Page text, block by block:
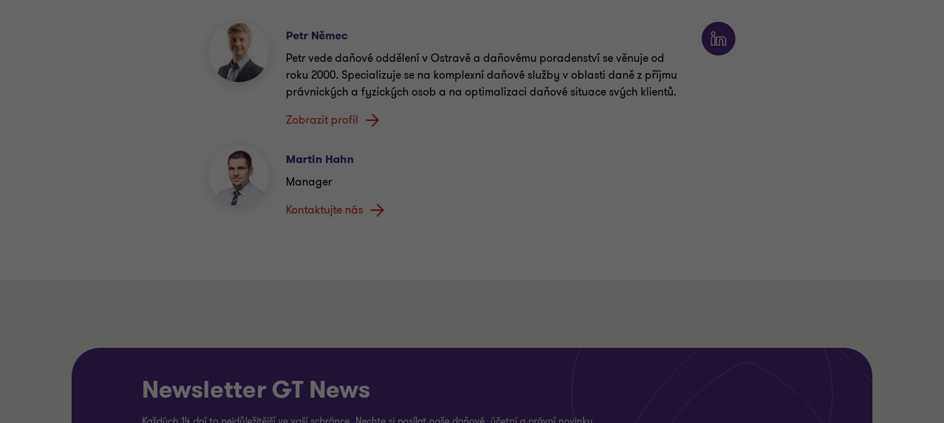
Petr Němec
Petr vede daňové oddělení v Ostravě a daňovému poradenství se věnuje od
roku 2000. Specializuje se na komplexní daňové služby v oblasti daně z příjmu
právnických a fyzických osob a na optimalizaci daňové situace svých klientů.
Zobrazit profil
Martin Hahn
Manager
Kontaktujte nás
Newsletter GT News